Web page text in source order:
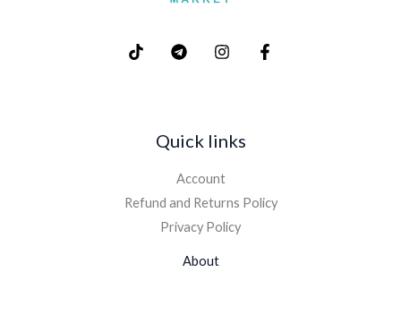
Quick links
Account
Refund and Returns Policy
Privacy Policy
About